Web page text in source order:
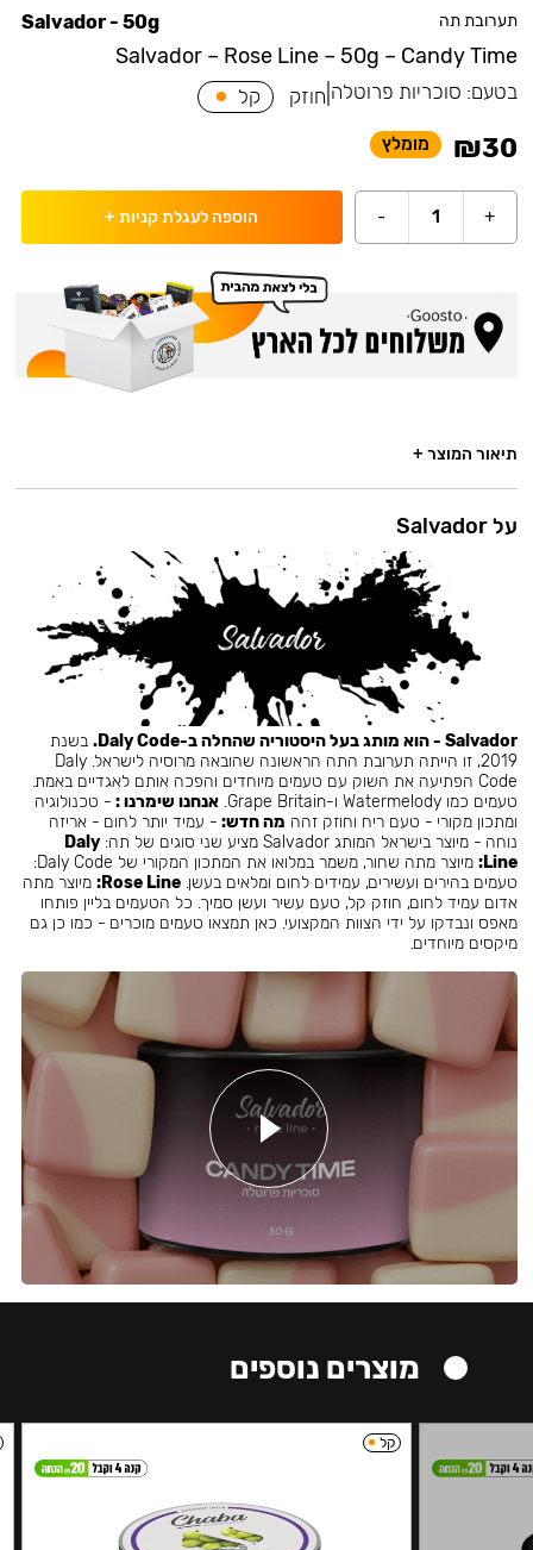
תערובת תה
Salvador – Rose Line – 50g – Candy Time
Salvador - 50g
בטעם: סוכריות פרוטלה חוזק קל
₪30 מומלץ
+
1
- הוספה לעגלת קניות +
תיאור המוצר +
על Salvador
Salvador - הוא מותג בעל היסטוריה שהחלה ב-Daly Code.
בשנת
2019, זו הייתה תערובת התה הראשונה שהובאה מרוסיה לישראל. Daly
Code הפתיעה את השוק עם טעמים מיוחדים והפכה אותם לאגדיים באמת.
טעמים כמו Watermelody ו-Grape Britain.
אנחנו שימרנו : - טכנולוגיה
ומתכון מקורי - טעם ריח וחוזק זהה מה חדש: - עמיד יותר לחום - אריזה
נוחה - מיוצר בישראל המותג Salvador מציע שני סוגים של תה:
Daly
Line:
מיוצר מתה שחור, משמר במלואו את המתכון המקורי של Daly Code:
טעמים בהירים ועשירים, עמידים לחום ומלאים בעשן.Rose Line: מיוצר מתה
אדום עמיד לחום, חוזק קל, טעם עשיר ועשן סמיך. כל הטעמים בליין פותחו
מאפס ונבדקו על ידי הצוות המקצועי. כאן תמצאו טעמים מוכרים - כמו כן גם
מיקסים מיוחדים.
מוצרים נוספים
קל